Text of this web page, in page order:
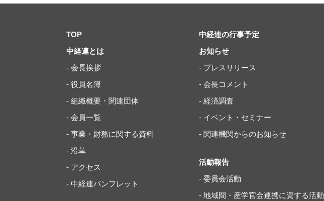
TOP
中経連とは
- 会長挨拶
- 役員名簿
- 組織概要・関連団体
- 会員一覧
- 事業・財務に関する資料
- 沿革
- アクセス
- 中経連パンフレット
中経連の行事予定
お知らせ
- プレスリリース
- 会長コメント
- 経済調査
- イベント・セミナー
- 関連機関からのお知らせ
活動報告
- 委員会活動
- 地域間・産学官金連携に資する活動